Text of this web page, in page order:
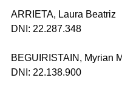
ARRIETA, Laura Beatriz
DNI: 22.287.348
BEGUIRISTAIN, Myrian
DNI: 22.138.900